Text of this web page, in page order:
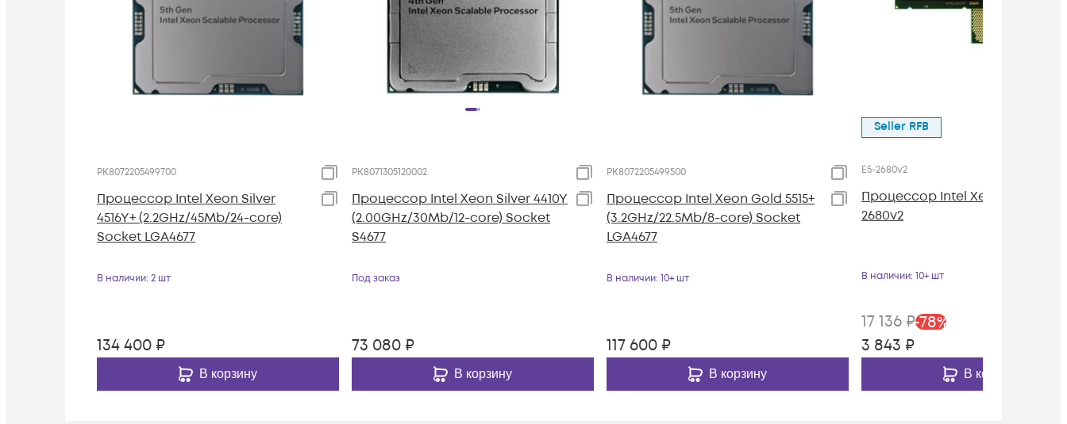
PK8072205499700
Процессор Intel Xeon Silver
4516Y+ (2.2GHz/45Mb/24-core)
Socket LGA4677
В наличии: 2 шт
134 400 ₽
В корзину
PK8071305120002
Процессор Intel Xeon Silver 4410Y
(2.00GHz/30Mb/12-core) Socket
S4677
Под заказ
73 080 ₽
В корзину
PK8072205499500
Процессор Intel Xeon Gold 5515+
(3.2GHz/22.5Mb/8-core) Socket
LGA4677
В наличии: 10+ шт
117 600 ₽
В корзину
Seller RFB
E5-2680v2
Процессор Intel Xeon 10C E5-
2680v2
В наличии: 10+ шт
17 136 ₽-78%
3 843 ₽
В корзину